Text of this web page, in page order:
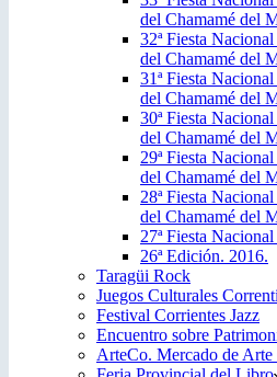
del Chamamé del
32ª Fiesta
del Chamamé del
31ª Fiesta
del Chamamé del
30ª Fiesta
del Chamamé del
29ª Fiesta
del Chamamé del
28ª Fiesta
del Chamamé del
27ª Fiesta
26ª Edición. 2016.
Taragüi Rock
Juegos Culturales
Festival Corrientes Jazz
Encuentro sobre
ArteCo. Mercado de Arte